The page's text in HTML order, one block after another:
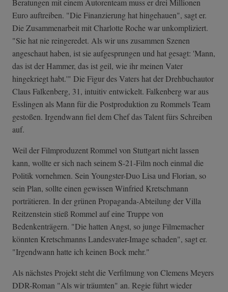
Beratungen mit einem Autorenteam muss er drei Millionen
Euro auftreiben. "Die Finanzierung hat hingehauen", sagt er.
Die Zusammenarbeit mit Charlotte Roche war unkompliziert.
"Sie hat nie reingeredet. Als wir uns zusammen Szenen
angeschaut haben, ist sie aufgesprungen und hat gesagt: 'Mann,
das ist der Hammer, das ist geil, wie ihr meinen Vater
hingekriegt habt.'" Die Figur des Vaters hat der Drehbuchautor
Claus Falkenberg, 31, intuitiv entwickelt. Falkenberg war aus
Esslingen als Mann für die Postproduktion zu Rommels Team
gestoßen. Irgendwann fiel dem Chef das Talent fürs Schreiben
auf.
Weil der Filmproduzent Rommel von Stuttgart nicht lassen
kann, wollte er sich nach seinem S-21-Film noch einmal die
Politik vornehmen. Sein Youngster-Duo Lisa und Florian, so
sein Plan, sollte einen gewissen Winfried Kretschmann
porträtieren. In der grünen Propaganda-Abteilung der Villa
Reitzenstein stieß Rommel auf eine Truppe von
Bedenkenträgern. "Die hatten Angst, so junge Filmemacher
könnten Kretschmanns Landesvater-Image schaden", sagt er.
"Irgendwann hatte ich keinen Bock mehr."
Als nächstes Projekt steht die Verfilmung von Clemens Meyers
DDR-Roman "Als wir träumten" an. Regie führt wieder